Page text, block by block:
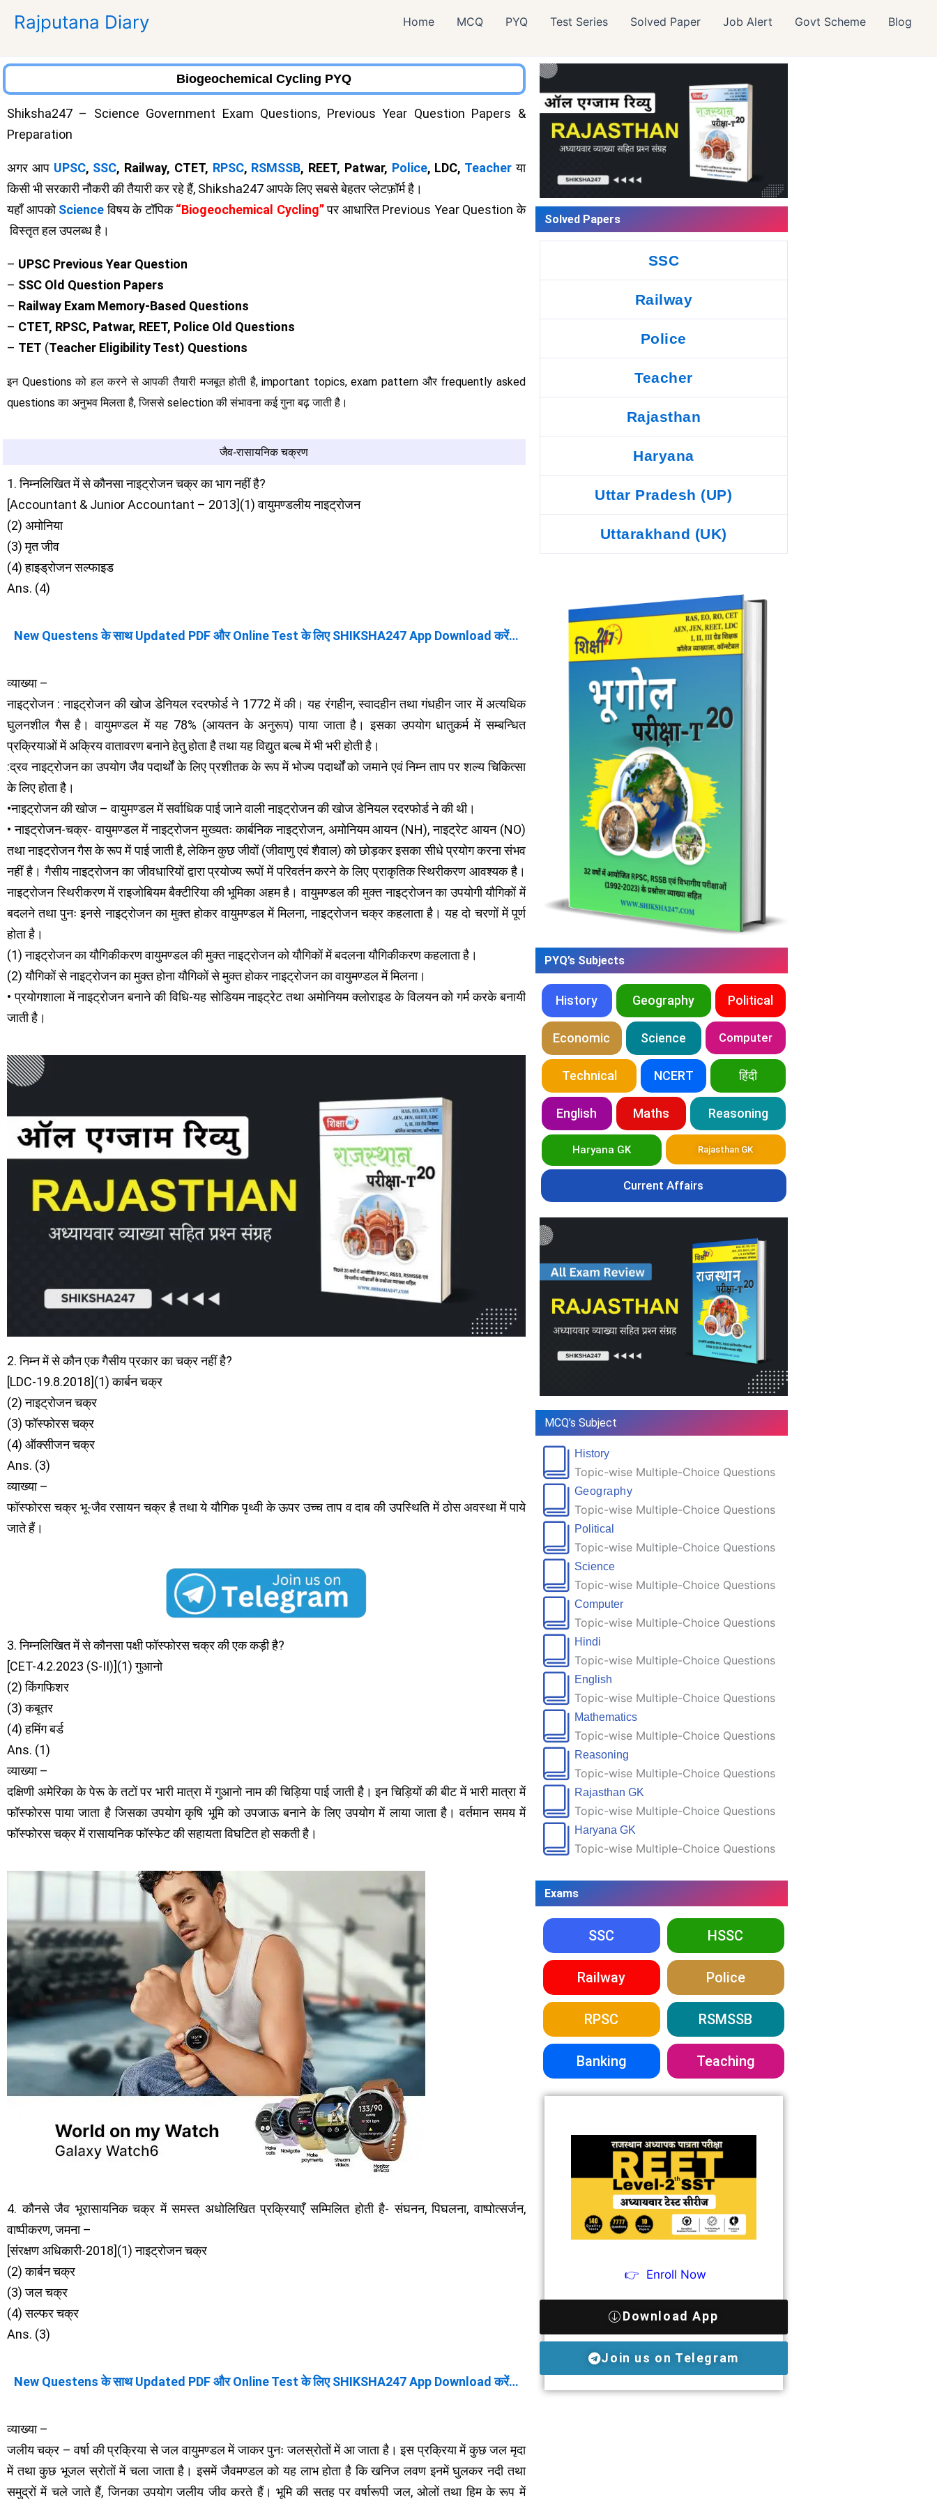
Rajputana Diary Home MCQ PYQ Test Series Solved Paper Job Alert Govt Scheme Blog
​​Biogeochemical Cycling PYQ
Shiksha247 – Science Government Exam Questions, Previous Year Question Papers &
Preparation
अगर आप UPSC, SSC, Railway, CTET, RPSC, RSMSSB, REET, Patwar, Police, LDC, Teacher या
किसी भी सरकारी नौकरी की तैयारी कर रहे हैं, Shiksha247 आपके लिए सबसे बेहतर प्लेटफ़ॉर्म है।
यहाँ आपकोScienceविषय के टॉपिक“​​Biogeochemical Cycling”पर आधारित Previous Year Question के
विस्तृत हल उपलब्ध है।
– UPSC Previous Year Question
– SSC Old Question Papers
– Railway Exam Memory-Based Questions
– CTET, RPSC, Patwar, REET, Police Old Questions
– TET (Teacher Eligibility Test) Questions
इन Questions को हल करने से आपकी तैयारी मजबूत होती है, important topics, exam pattern और frequently asked
questions का अनुभव मिलता है, जिससे selection की संभावना कई गुना बढ़ जाती है।
जैव-रासायनिक चक्रण
1. निम्नलिखित में से कौनसा नाइट्रोजन चक्र का भाग नहीं है?
[Accountant & Junior Accountant – 2013](1) वायुमण्डलीय नाइट्रोजन
(2) अमोनिया
(3) मृत जीव
(4) हाइड्रोजन सल्फाइड
Ans. (4)
New Questens के साथ Updated PDF और Online Test के लिए SHIKSHA247 App Download करें…
व्याख्या –
नाइट्रोजन : नाइट्रोजन की खोज डेनियल रदरफोर्ड ने 1772 में की। यह रंगहीन, स्वादहीन तथा गंधहीन जार में अत्यधिक
घुलनशील गैस है। वायुमण्डल में यह 78% (आयतन के अनुरूप) पाया जाता है। इसका उपयोग धातुकर्म में सम्बन्धित
प्रक्रियाओं में अक्रिय वातावरण बनाने हेतु होता है तथा यह विद्युत बल्ब में भी भरी होती है।
:द्रव नाइट्रोजन का उपयोग जैव पदार्थों के लिए प्रशीतक के रूप में भोज्य पदार्थों को जमाने एवं निम्न ताप पर शल्य चिकित्सा
के लिए होता है।
•नाइट्रोजन की खोज – वायुमण्डल में सर्वाधिक पाई जाने वाली नाइट्रोजन की खोज डेनियल रदरफोर्ड ने की थी।
• नाइट्रोजन-चक्र- वायुमण्डल में नाइट्रोजन मुख्यतः कार्बनिक नाइट्रोजन, अमोनियम आयन (NH), नाइट्रेट आयन (NO)
तथा नाइट्रोजन गैस के रूप में पाई जाती है, लेकिन कुछ जीवों (जीवाणु एवं शैवाल) को छोड़कर इसका सीधे प्रयोग करना संभव
नहीं है। गैसीय नाइट्रोजन का जीवधारियों द्वारा प्रयोज्य रूपों में परिवर्तन करने के लिए प्राकृतिक स्थिरीकरण आवश्यक है।
नाइट्रोजन स्थिरीकरण में राइजोबियम बैक्टीरिया की भूमिका अहम है। वायुमण्डल की मुक्त नाइट्रोजन का उपयोगी यौगिकों में
बदलने तथा पुनः इनसे नाइट्रोजन का मुक्त होकर वायुमण्डल में मिलना, नाइट्रोजन चक्र कहलाता है। यह दो चरणों में पूर्ण
होता है।
(1) नाइट्रोजन का यौगिकीकरण वायुमण्डल की मुक्त नाइट्रोजन को यौगिकों में बदलना यौगिकीकरण कहलाता है।
(2) यौगिकों से नाइट्रोजन का मुक्त होना यौगिकों से मुक्त होकर नाइट्रोजन का वायुमण्डल में मिलना।
• प्रयोगशाला में नाइट्रोजन बनाने की विधि-यह सोडियम नाइट्रेट तथा अमोनियम क्लोराइड के विलयन को गर्म करके बनायी
जाती है।
2. निम्न में से कौन एक गैसीय प्रकार का चक्र नहीं है?
[LDC-19.8.2018](1) कार्बन चक्र
(2) नाइट्रोजन चक्र
(3) फॉस्फोरस चक्र
(4) ऑक्सीजन चक्र
Ans. (3)
व्याख्या –
फॉस्फोरस चक्र भू-जैव रसायन चक्र है तथा ये यौगिक पृथ्वी के ऊपर उच्च ताप व दाब की उपस्थिति में ठोस अवस्था में पाये
जाते हैं।
3. निम्नलिखित में से कौनसा पक्षी फॉस्फोरस चक्र की एक कड़ी है?
[CET-4.2.2023 (S-II)](1) गुआनो
(2) किंगफिशर
(3) कबूतर
(4) हमिंग बर्ड
Ans. (1)
व्याख्या –
दक्षिणी अमेरिका के पेरू के तटों पर भारी मात्रा में गुआनो नाम की चिड़िया पाई जाती है। इन चिड़ियों की बीट में भारी मात्रा में
फॉस्फोरस पाया जाता है जिसका उपयोग कृषि भूमि को उपजाऊ बनाने के लिए उपयोग में लाया जाता है। वर्तमान समय में
फॉस्फोरस चक्र में रासायनिक फॉस्फेट की सहायता विघटित हो सकती है।
4. कौनसे जैव भूरासायनिक चक्र में समस्त अधोलिखित प्रक्रियाएँ सम्मिलित होती है- संघनन, पिघलना, वाष्पोत्सर्जन,
वाष्पीकरण, जमना –
[संरक्षण अधिकारी-2018](1) नाइट्रोजन चक्र
(2) कार्बन चक्र
(3) जल चक्र
(4) सल्फर चक्र
Ans. (3)
New Questens के साथ Updated PDF और Online Test के लिए SHIKSHA247 App Download करें…
व्याख्या –
जलीय चक्र – वर्षा की प्रक्रिया से जल वायुमण्डल में जाकर पुनः जलस्रोतों में आ जाता है। इस प्रक्रिया में कुछ जल मृदा
में तथा कुछ भूजल स्रोतों में चला जाता है। इसमें जैवमण्डल को यह लाभ होता है कि खनिज लवण इनमें घुलकर नदी तथा
समुद्रों में चले जाते हैं, जिनका उपयोग जलीय जीव करते हैं। भूमि की सतह पर वर्षारूपी जल, ओलों तथा हिम के रूप में
Solved Papers
SSC
Railway
Police
Teacher
Rajasthan
Haryana
Uttar Pradesh (UP)
Uttarakhand (UK)
PYQ’s Subjects
History Geography Political
Economic Science Computer
Technical NCERT हिंदी
English Maths Reasoning
Haryana GK Rajasthan GK
Current Affairs
MCQ’s Subject
History
Topic-wise Multiple-Choice Questions
Geography
Topic-wise Multiple-Choice Questions
Political
Topic-wise Multiple-Choice Questions
Science
Topic-wise Multiple-Choice Questions
Computer
Topic-wise Multiple-Choice Questions
Hindi
Topic-wise Multiple-Choice Questions
English
Topic-wise Multiple-Choice Questions
Mathematics
Topic-wise Multiple-Choice Questions
Reasoning
Topic-wise Multiple-Choice Questions
Rajasthan GK
Topic-wise Multiple-Choice Questions
Haryana GK
Topic-wise Multiple-Choice Questions
Exams
SSC HSSC
Railway Police
RPSC RSMSSB
Banking Teaching
👉 Enroll Now
Download App
Join us on Telegram